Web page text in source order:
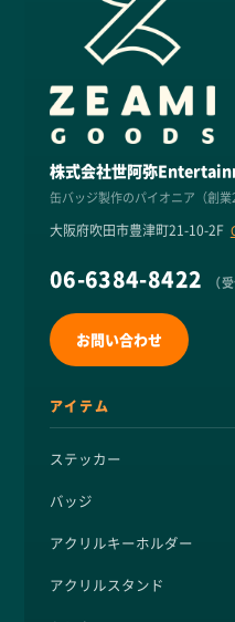
株式会社世阿弥
缶バッジ製作のパイオニア（創業
大阪府吹田市豊津町21-10-2F
06-6384-8422 （
お問い合わせ
アイテム
ステッカー
バッジ
アクリルキーホルダー
アクリルスタンド